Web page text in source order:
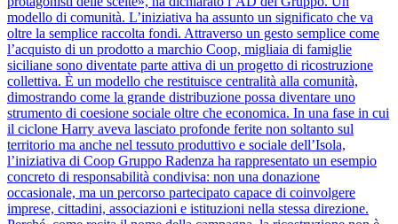
modello di comunità. L’iniziativa ha assunto un significato che va
oltre la semplice raccolta fondi. Attraverso un gesto semplice come
l’acquisto di un prodotto a marchio Coop, migliaia di famiglie
siciliane sono diventate parte attiva di un progetto di ricostruzione
collettiva. È un modello che restituisce centralità alla comunità,
dimostrando come la grande distribuzione possa diventare uno
strumento di coesione sociale oltre che economica. In una fase in cui
il ciclone Harry aveva lasciato profonde ferite non soltanto sul
territorio ma anche nel tessuto produttivo e sociale dell’Isola,
l’iniziativa di Coop Gruppo Radenza ha rappresentato un esempio
concreto di responsabilità condivisa: non una donazione
occasionale, ma un percorso partecipato capace di coinvolgere
imprese, cittadini, associazioni e istituzioni nella stessa direzione.